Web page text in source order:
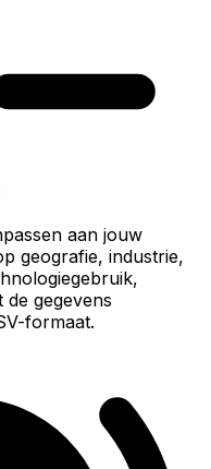
aan jouw
geografie, industrie,
gegevens
formaat.